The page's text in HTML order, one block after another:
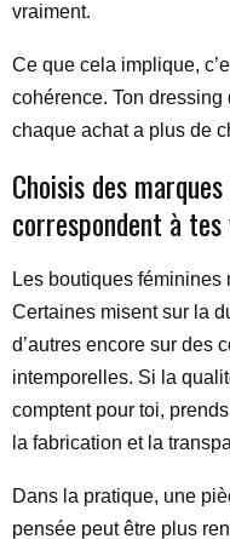
vraiment.
Ce que cela implique,
cohérence. Ton
chaque achat a plus de
Choisis des
correspondent à
Les boutiques féminines
Certaines misent sur la
d’autres encore sur des
intemporelles. Si la
comptent pour toi,
la fabrication et la
Dans la pratique, une
pensée peut être plus